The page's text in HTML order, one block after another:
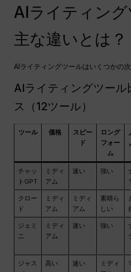
AIライティン
主な違いとは？
AIライティングツールはいくつかの
AIライティングツール
ス（12ツール）
ツール 価格
スピー
ド
ロング
フォー
ム
チャッ
トGPT
ミディ
アム
速い 強い
クロー
ド
ミディ
アム
ミディ
アム
素晴ら
しい
ジェミ
ニ
ミディ
アム
速い 強い
ジャス
高い 速い
ミディ